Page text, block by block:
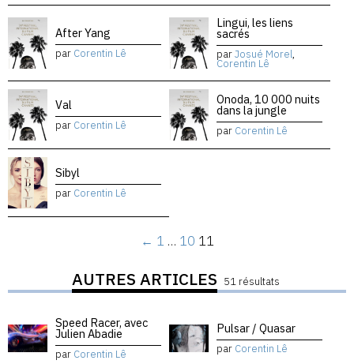
After Yang
par Corentin Lê
Lingui, les liens
sacrés
parJosué Morel,
Corentin Lê
Val
par Corentin Lê
Onoda, 10 000 nuits
dans la jungle
par Corentin Lê
Sibyl
par Corentin Lê
← 1 … 10 11
AUTRES ARTICLES 51 résultats
Speed Racer, avec
Julien Abadie
par Corentin Lê
Pulsar / Quasar
par Corentin Lê